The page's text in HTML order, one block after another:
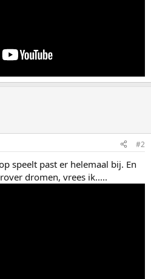
#2
speelt past er helemaal bij. En
dromen, vrees ik.....